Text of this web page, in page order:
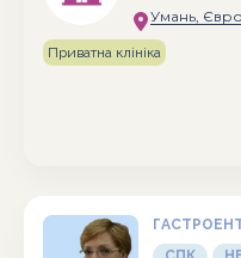
Умань,
Приватна клініка